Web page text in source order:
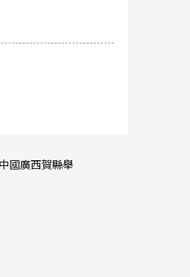
國廣西賀縣舉